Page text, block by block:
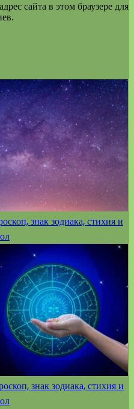
сайта в этом браузере для
знак зодиака, стихия и
знак зодиака, стихия и